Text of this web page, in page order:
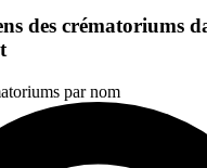
des crématoriums
par nom